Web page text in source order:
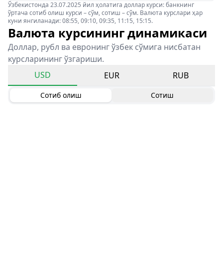
Ўзбекистонда 23.07.2025 йил ҳолатига доллар курси: банкнинг
ўртача сотиб олиш курси – сўм, сотиш – сўм. Валюта курслари ҳар
куни янгиланади: 08:55, 09:10, 09:35, 11:15, 15:15.
Валюта курсининг динамикаси
Доллар, рубл ва евронинг ўзбек сўмига нисбатан
курсларининг ўзгариши.
USD
EUR RUB
Сотиб олиш Сотиш